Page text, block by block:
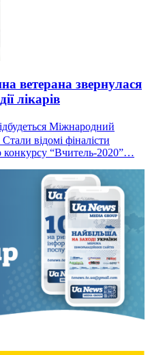
ветерана звернулася
лікарів
Міжнародний
Стали відомі фіналісти
конкурсу “Вчитель-2020”…